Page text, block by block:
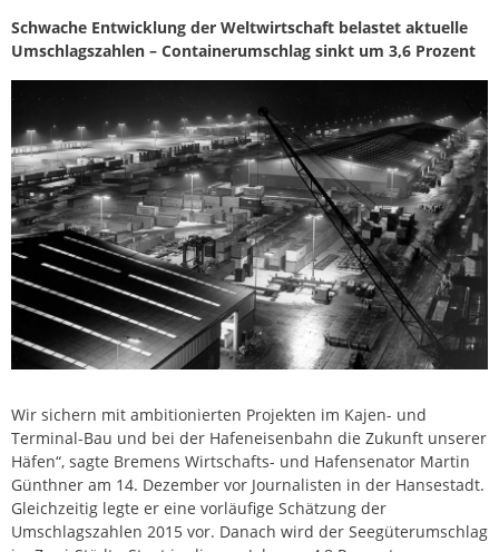
Schwache Entwicklung der Weltwirtschaft belastet aktuelle
Umschlagszahlen – Containerumschlag sinkt um 3,6 Prozent
Wir sichern mit ambitionierten Projekten im Kajen- und
Terminal-Bau und bei der Hafeneisenbahn die Zukunft unserer
Häfen“, sagte Bremens Wirtschafts- und Hafensenator Martin
Günthner am 14. Dezember vor Journalisten in der Hansestadt.
Gleichzeitig legte er eine vorläufige Schätzung der
Umschlagszahlen 2015 vor. Danach wird der Seegüterumschlag